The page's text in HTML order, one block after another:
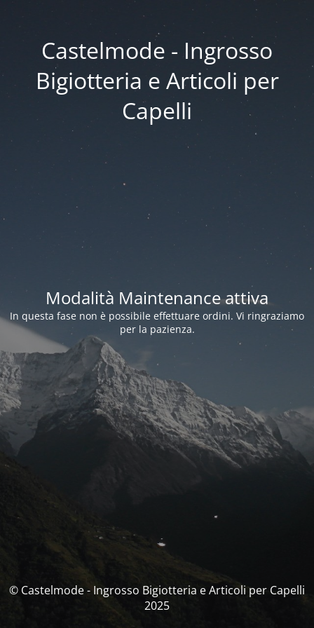
Castelmode - Ingrosso
Bigiotteria e Articoli per
Capelli
Modalità Maintenance attiva
In questa fase non è possibile effettuare ordini. Vi ringraziamo
per la pazienza.
© Castelmode - Ingrosso Bigiotteria e Articoli per Capelli
2025